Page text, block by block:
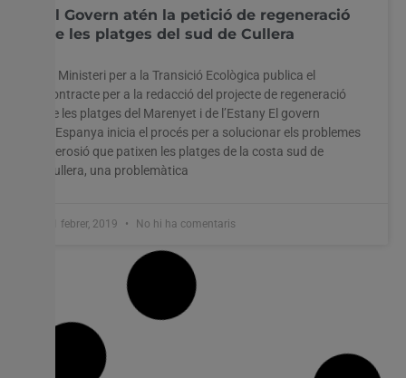
El Govern atén la petició de regeneració
de les platges del sud de Cullera
El Ministeri per a la Transició Ecològica publica el
contracte per a la redacció del projecte de regeneració
de les platges del Marenyet i de l’Estany El govern
d’Espanya inicia el procés per a solucionar els problemes
d’erosió que patixen les platges de la costa sud de
Cullera, una problemàtica
11 febrer, 2019 No hi ha comentaris